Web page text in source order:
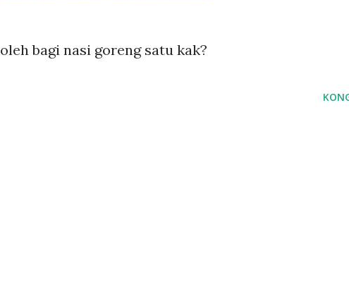
boleh bagi nasi goreng satu kak?